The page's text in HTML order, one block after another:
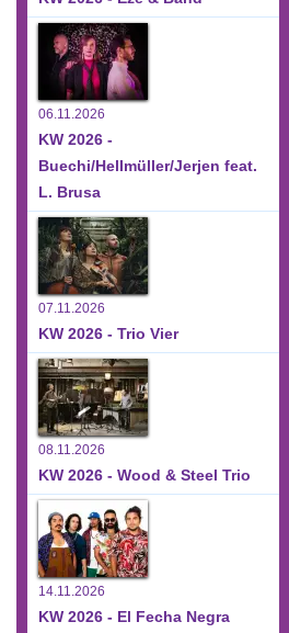
06.11.2026
KW 2026 -
Buechi/Hellmüller/Jerjen feat.
L. Brusa
07.11.2026
KW 2026 - Trio Vier
08.11.2026
KW 2026 - Wood & Steel Trio
14.11.2026
KW 2026 - El Fecha Negra